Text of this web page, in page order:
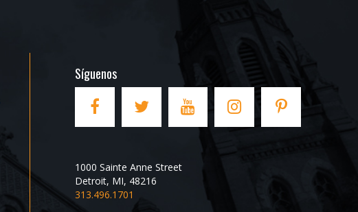
Síguenos
1000 Sainte Anne Street
Detroit, MI, 48216
313.496.1701